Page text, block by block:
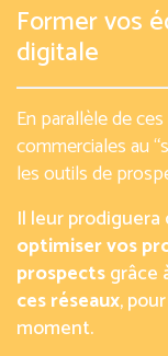
Former vos
digitale
En parallèle de
commerciales au
les outils de
Il leur
optimiser vos
prospectsgrâce
ces réseaux,
moment.